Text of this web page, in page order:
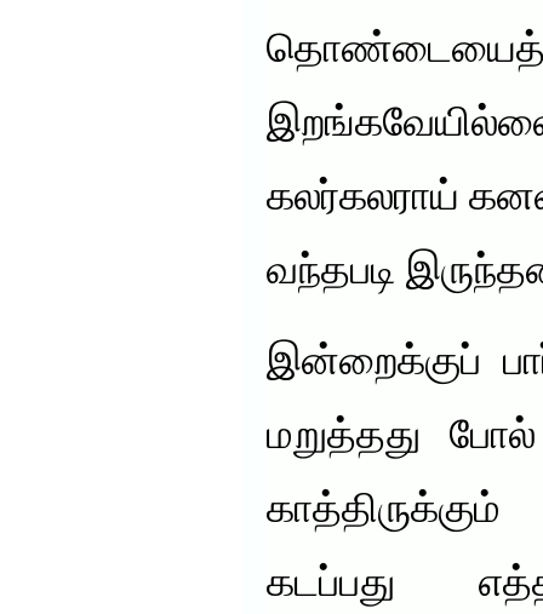
தொண்டையைத்
கலர்கலராய்
வந்தபடி
இன்றைக்குப்
மறுத்தது
கடப்பது